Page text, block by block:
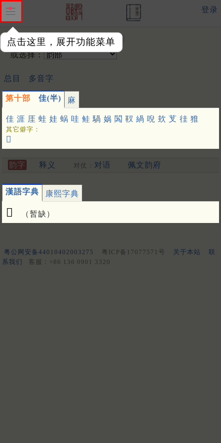
点击这里，展开功能菜单
登录
输入韵字：
或选择：
总目 多音字
第十部 佳(半) 麻
佳 涯 厓 蛙 娃 蜗 哇 鲑 騧 娲 䦱 靫 緺 唲 㰪 芆 徍 猚
其它僻字：
𦶎
韵字 释义 对仗： 对语 佩文韵府
漢語字典 康熙字典
𦭿 （暂缺）
粤公网安备44010402003275 粤ICP备17077571号 关于本站
联
系我们
客服：+86 136 0901 3320